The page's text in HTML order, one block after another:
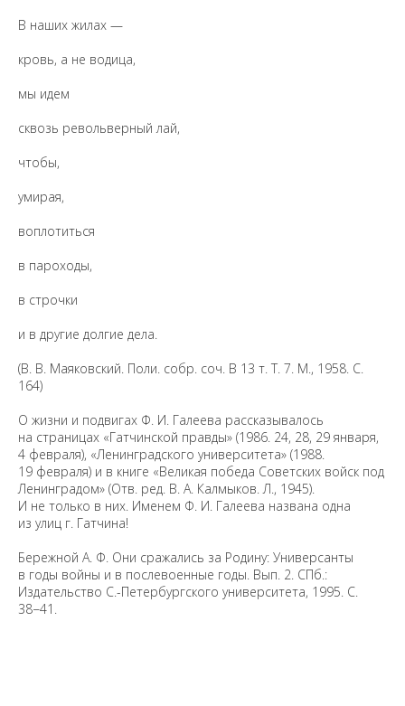
В наших жилах —
кровь, а не водица,
мы идем
сквозь револьверный лай,
чтобы,
умирая,
воплотиться
в пароходы,
в строчки
и в другие долгие дела.
(В. В. Маяковский. Поли. собр. соч. В 13 т. Т. 7. М., 1958. С.
164)
О жизни и подвигах Ф. И. Галеева рассказывалось
на страницах «Гатчинской правды» (1986. 24, 28, 29 января,
4 февраля), «Ленинградского университета» (1988.
19 февраля) и в книге «Великая победа Советских войск под
Ленинградом» (Отв. ред. В. А. Калмыков. Л., 1945).
И не только в них. Именем Ф. И. Галеева названа одна
из улиц г. Гатчина!
Бережной А. Ф. Они сражались за Родину: Универсанты
в годы войны и в послевоенные годы. Вып. 2. СПб.:
Издательство С.-Петербургского университета, 1995. С.
38−41.
Предложить
опубликованы архивные материалы с упоминанием
Министерством юстиции Российской Федерации в реестр
экстремистскими и запрещенных на территории
Российской Федерации.
персональных данных
Saint Petersburg State University
Уважаемые универсанты и гости! Если
сведениях, пожалуйста, сообщите об этом
Санкт-Петербургский государственный университет